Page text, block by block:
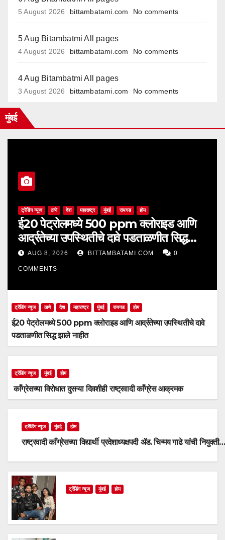
5 August 2026 bittambatami.com No comments
5 Aug Bitambatmi All pages
4 August 2026 bittambatami.com No comments
4 Aug Bitambatmi All pages
3 August 2026 bittambatami.com No comments
मुंबई
ट्रेंडिंग न्यूज ठाणे देश महाराष्ट्र मुंबई रायगड होम
ई20 पेट्रोलमध्ये 500 ppm क्लोराइड आणि
आर्द्रतेच्या उपस्थितीचे दावे पडताळणीत सिद्ध
झाले नाहीत
AUG 8, 2026 BITTAMBATAMI.COM 0
COMMENTS
ट्रेंडिंग न्यूज ठाणे देश महाराष्ट्र मुंबई रायगड होम
ई20 पेट्रोलमध्ये 500 ppm क्लोराइड आणि आर्द्रतेच्या उपस्थितीचे दावे
पडताळणीत सिद्ध झाले नाहीत
ट्रेंडिंग न्यूज मुंबई होम
काँग्रेसच्या विरोधात दुसऱ्या दिवशीही राष्ट्रवादी काँग्रेस आक्रमक
ट्रेंडिंग न्यूज मुंबई होम
राष्ट्रवादी काँग्रेसच्या विद्यार्थी प्रदेशाध्यक्षपदी ॲड. चिन्मय गाढे यांची नियुक्ती…
ट्रेंडिंग न्यूज मुंबई होम